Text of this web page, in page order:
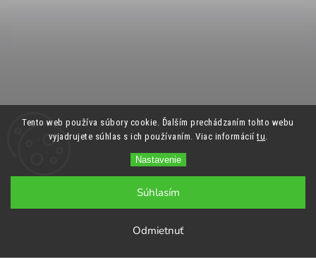
Tento web používa súbory cookie. Ďalším prechádzaním tohto webu
vyjadrujete súhlas s ich používaním. Viac informáciítu.
Nastavenie
Odmietnuť
Súhlasím